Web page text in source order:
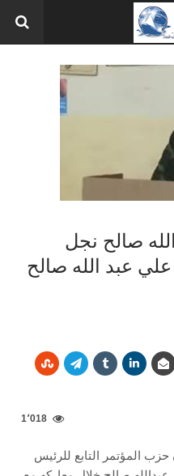
صالح نجل
عبد الله صالح
1٬018
حزب المؤتمر التابع للرئيس